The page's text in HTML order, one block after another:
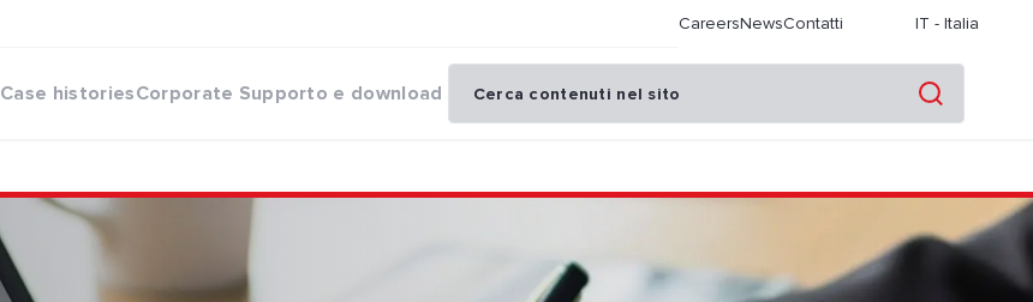
CareersNewsContatti IT - Italia
Case historiesCorporate Supporto e download